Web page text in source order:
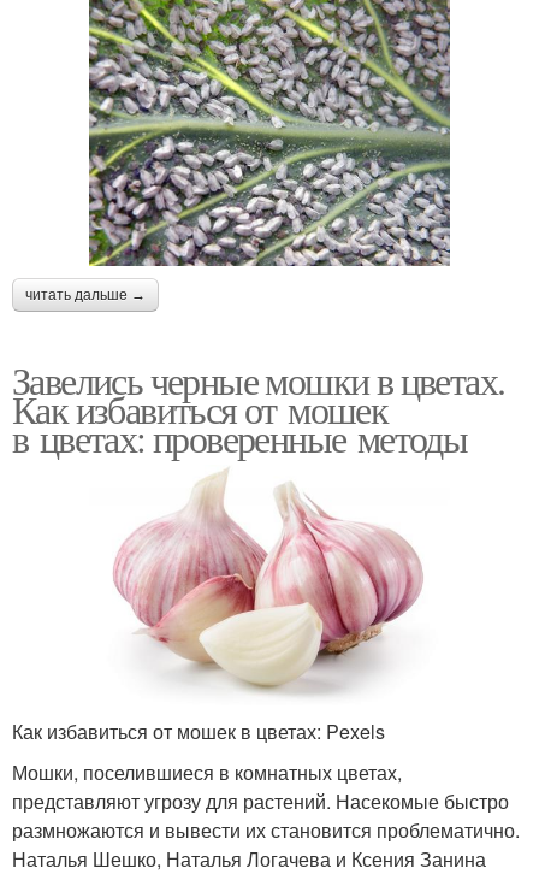
читать дальше →
Завелись черные мошки в цветах.
Как избавиться от мошек
в цветах: проверенные методы
Как избавиться от мошек в цветах: Pexels
Мошки, поселившиеся в комнатных цветах,
представляют угрозу для растений. Насекомые быстро
размножаются и вывести их становится проблематично.
Наталья Шешко, Наталья Логачева и Ксения Занина